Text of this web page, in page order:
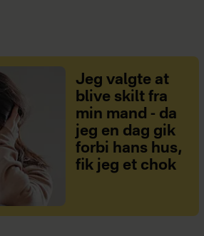
Jeg valgte at
blive skilt fra
min mand - da
jeg en dag gik
forbi hans hus,
fik jeg et chok